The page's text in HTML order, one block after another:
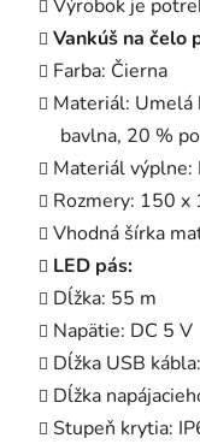
Výrobok je
Vankúš na čelo
Farba: Čierna
Materiál: Umelá
bavlna, 20 %
Materiál výplne:
Rozmery: 150 x
Vhodná šírka
LED pás:
Dĺžka: 55 m
Napätie: DC 5 V
Dĺžka USB
Dĺžka
Stupeň krytia: